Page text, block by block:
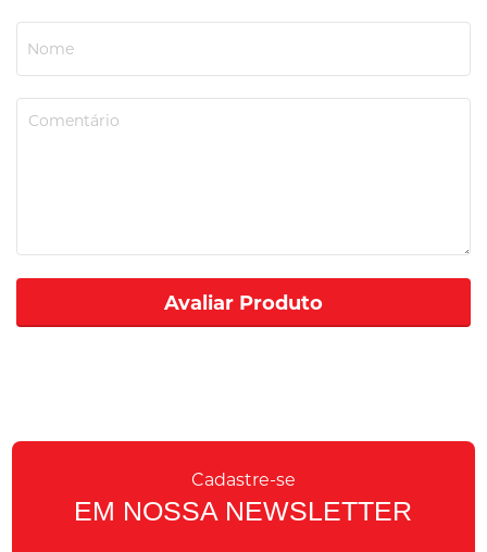
Avaliar Produto
Cadastre-se
EM NOSSA NEWSLETTER